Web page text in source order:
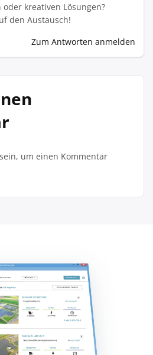
kreativen Lösungen?
den Austausch!
Zum Antworten anmelden
sein, um einen Kommentar